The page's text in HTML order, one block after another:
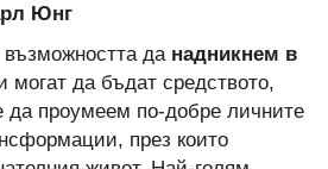
Юнг
възможността да надникнем в
могат да бъдат средството,
да проумеем по-добре личните
през които